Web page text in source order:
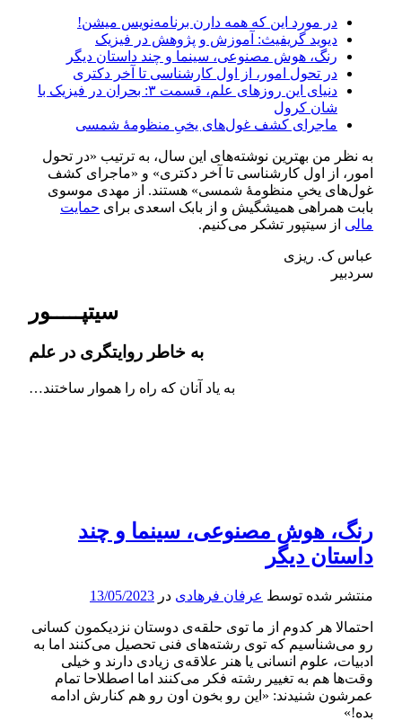
در مورد این که همه دارن برنامه‌‌نویس میشن!
دیوید گریفیث: آموزش و پژوهش در فیزیک
رنگ، هوش مصنوعی، سینما و چند داستان دیگر
در تحول امور، از اول کارشناسی تا آخر دکتری
دنیای این روزهای علم، قسمت ۳: بحران در فیزیک با
شان کرول
ماجرای کشف غول‌های یخیِ منظومۀ شمسی
به نظر من بهترین نوشته‌های این سال، به ترتیب «در تحول
امور، از اول کارشناسی تا آخر دکتری» و «ماجرای کشف
غول‌های یخیِ منظومۀ شمسی» هستند. از مهدی موسوی
بابت همراهی همیشگیش و از بابک اسعدی برای حمایت
مالی از سیتپور تشکر می‌کنیم.
عباس‌ ک. ریزی
سردبیر
سیتپـــــور
به خاطر روایتگری در علم
به یاد آنان که راه را هموار ساختند…
رنگ، هوش مصنوعی، سینما و چند
داستان دیگر
منتشر شده توسط عرفان فرهادی در 13/05/2023
احتمالا هر کدوم از ما توی حلقه‌ی دوستان نزدیکمون کسانی
رو می‌شناسیم که توی رشته‌های فنی تحصیل می‌کنند اما به
ادبیات، علوم انسانی یا هنر علاقه‌ی زیادی دارند و خیلی
وقت‌ها هم به تغییر رشته فکر می‌کنند اما اصطلاحا تمام
عمرشون شنیدند: «این رو بخون اون رو هم کنارش ادامه
بده!»